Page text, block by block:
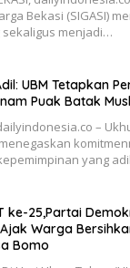
Bekasi (SIGASI)
sekaligus menjadi…
UBM Tetapkan
Puak Batak
–
yang
ke-25,Partai
Warga
Bomo